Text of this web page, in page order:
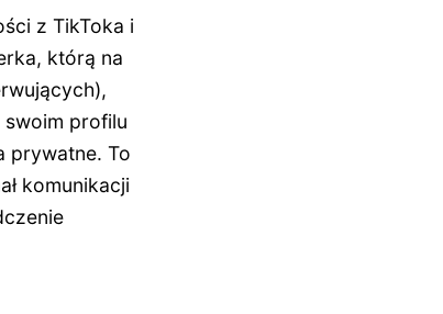
z TikToka i
którą na
swoim profilu
prywatne. To
komunikacji